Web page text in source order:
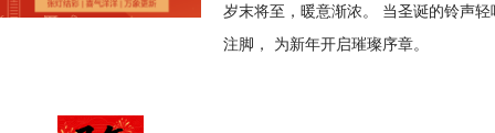
岁末将至，暖意渐浓。 当圣诞的铃声
注脚， 为新年开启璀璨序章。